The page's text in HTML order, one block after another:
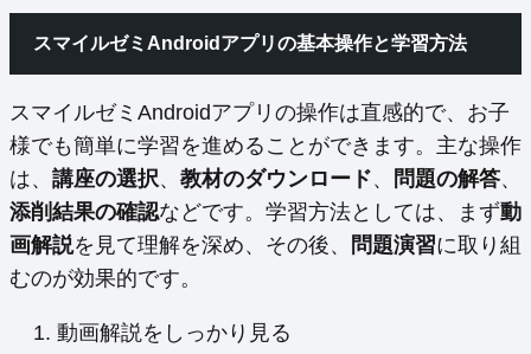
スマイルゼミAndroidアプリの基本操作と学習方法
スマイルゼミAndroidアプリの操作は直感的で、お子
様でも簡単に学習を進めることができます。主な操作
は、 講座の選択、 教材のダウンロード、 問題の解答、
添削結果の確認などです。学習方法としては、まず動
画解説を見て理解を深め、その後、 問題演習に取り組
むのが効果的です。
動画解説をしっかり見る